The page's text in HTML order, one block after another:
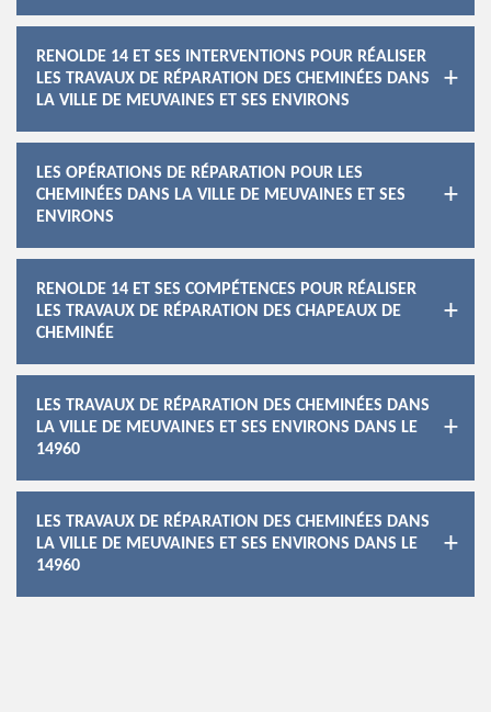
RENOLDE 14 ET SES INTERVENTIONS POUR RÉALISER
LES TRAVAUX DE RÉPARATION DES CHEMINÉES DANS
LA VILLE DE MEUVAINES ET SES ENVIRONS
LES OPÉRATIONS DE RÉPARATION POUR LES
CHEMINÉES DANS LA VILLE DE MEUVAINES ET SES
ENVIRONS
RENOLDE 14 ET SES COMPÉTENCES POUR RÉALISER
LES TRAVAUX DE RÉPARATION DES CHAPEAUX DE
CHEMINÉE
LES TRAVAUX DE RÉPARATION DES CHEMINÉES DANS
LA VILLE DE MEUVAINES ET SES ENVIRONS DANS LE
14960
LES TRAVAUX DE RÉPARATION DES CHEMINÉES DANS
LA VILLE DE MEUVAINES ET SES ENVIRONS DANS LE
14960